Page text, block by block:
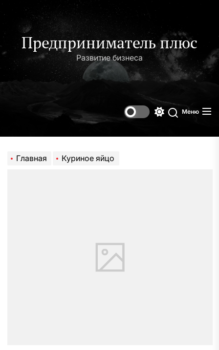
содержимому
Предприниматель плюс
Развитие бизнеса
Поиск
Меню
Главная Куриное яйцо